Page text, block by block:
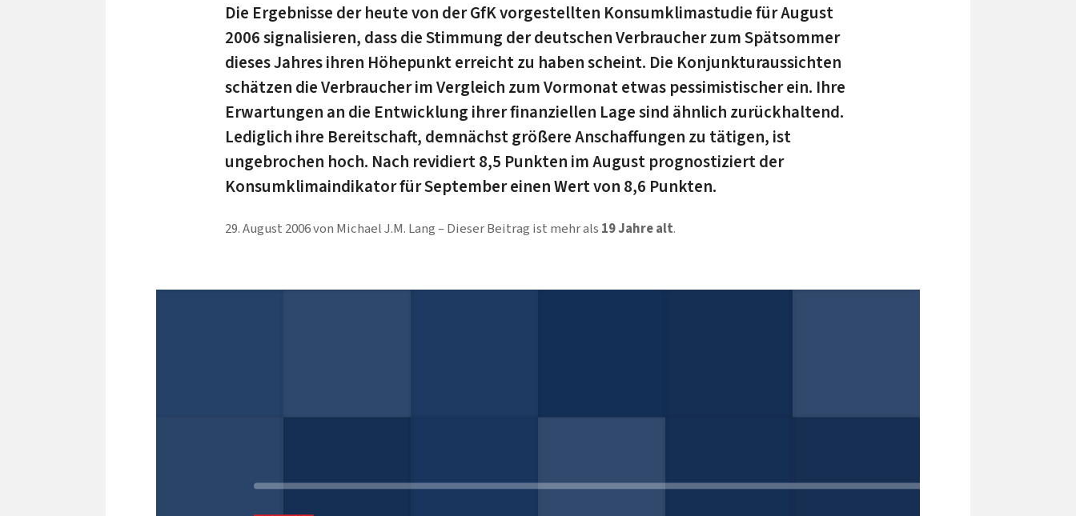
Die Ergebnisse der heute von der GfK vorgestellten Konsumklimastudie für August
2006 signalisieren, dass die Stimmung der deutschen Verbraucher zum Spätsommer
dieses Jahres ihren Höhepunkt erreicht zu haben scheint. Die Konjunkturaussichten
schätzen die Verbraucher im Vergleich zum Vormonat etwas pessimistischer ein. Ihre
Erwartungen an die Entwicklung ihrer finanziellen Lage sind ähnlich zurückhaltend.
Lediglich ihre Bereitschaft, demnächst größere Anschaffungen zu tätigen, ist
ungebrochen hoch. Nach revidiert 8,5 Punkten im August prognostiziert der
Konsumklimaindikator für September einen Wert von 8,6 Punkten.
29. August 2006von Michael J.M. Lang Dieser Beitrag ist mehr als 19 Jahre alt.